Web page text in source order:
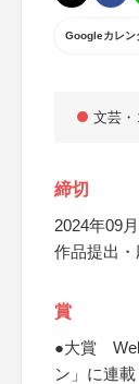
Googleカレン
文芸・
締切
2024年09
作品提出
賞
●大賞
ン」に連載